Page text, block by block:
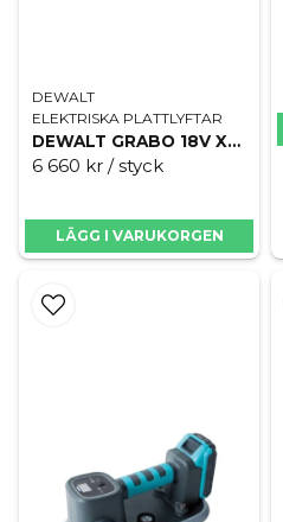
DEWALT
ELEKTRISKA PLATTLYFTAR
DEWALT GRABO 18V XR - Utan batteri och laddare
6 660 kr / styck
LÄGG I VARUKORGEN